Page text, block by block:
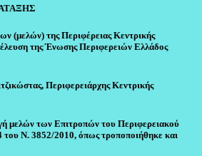
(μελών) της Περιφέρειας Κεντρικής
της Ένωσης Περιφερειών Ελλάδος
Περιφερειάρχης Κεντρικής
μελών των Επιτροπών του Περιφερειακού
Ν. 3852/2010, όπως τροποποιήθηκε και